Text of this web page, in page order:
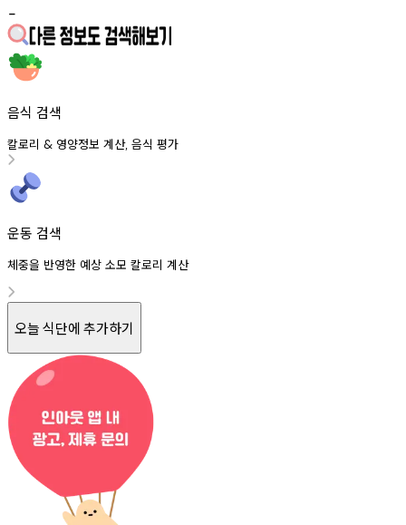
-
음식 검색
칼로리 & 영양정보 계산, 음식 평가
운동 검색
체중을 반영한 예상 소모 칼로리 계산
오늘 식단에 추가하기